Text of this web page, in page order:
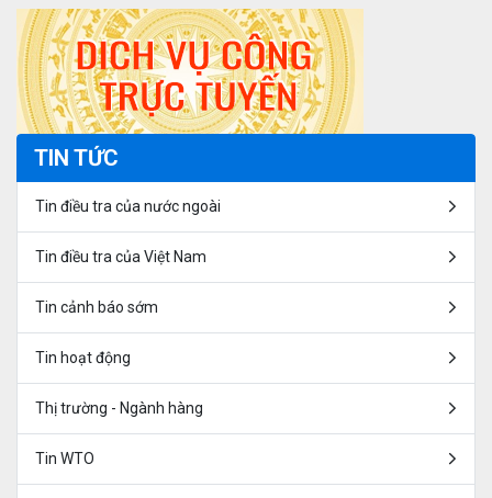
TIN TỨC
Tin điều tra của nước ngoài
Tin điều tra của Việt Nam
Tin cảnh báo sớm
Tin hoạt động
Thị trường - Ngành hàng
Tin WTO